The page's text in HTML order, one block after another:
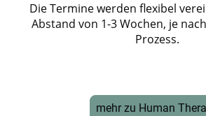
Die Termine werden flexibel
Abstand von 1-3 Wochen, je
Prozess.
mehr zu Human